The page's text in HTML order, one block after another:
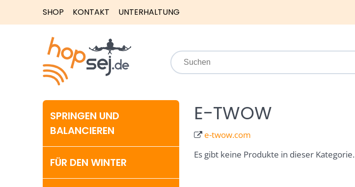
SHOP KONTAKT UNTERHALTUNG
SPRINGEN UND
BALANCIEREN
FÜR DEN WINTER
E-TWOW
e-twow.com
Es gibt keine Produkte in dieser Kategorie.